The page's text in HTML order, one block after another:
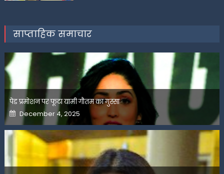
साप्ताहिक समाचार
पेड प्रमोशन पर फूटा यामी गौतम का गुस्सा
Posted
on
December 4, 2025